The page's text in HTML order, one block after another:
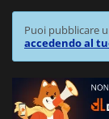
Puoi pubblicare
accedendo al